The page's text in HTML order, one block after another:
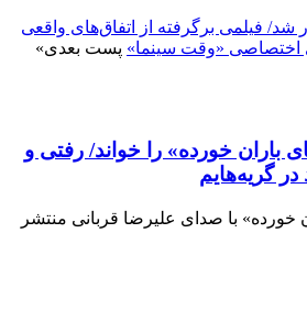
فیلمی برگرفته از اتفاق‌های واقعی
«وقت سینما» پست بعدی»
باران خورده» را خواند/ رفتی و
گریه‌هایم
با صدای علیرضا قربانی منتشر